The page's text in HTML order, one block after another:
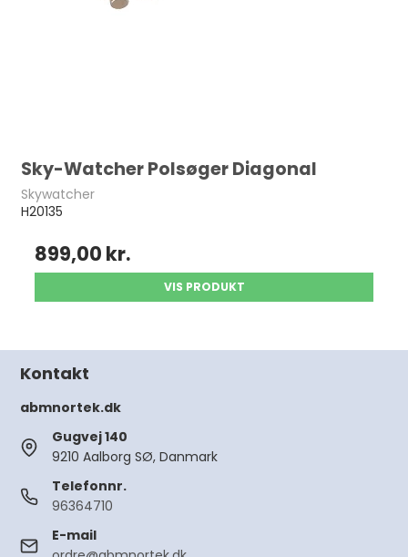
Sky-Watcher Polsøger Diagonal
Skywatcher
H20135
899,00 kr.
VIS PRODUKT
Kontakt
abmnortek.dk
Gugvej 140
9210 Aalborg SØ, Danmark
Telefonnr.
96364710
E-mail